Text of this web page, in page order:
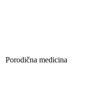
Porodična medicina